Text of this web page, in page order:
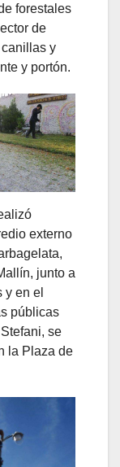
forestales
de
y
y portón.
externo
junto a
y en el
públicas
se
la Plaza de